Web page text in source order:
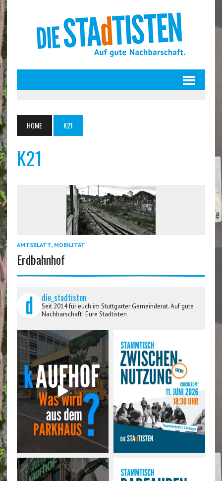
HOME K21
K21
AMTSBLATT, MOBILITÄT
Erdbahnhof
die_stadtisten
Seit 2014 für euch im Stuttgarter Gemeinderat. Auf gute
Nachbarschaft! Eure Stadtisten